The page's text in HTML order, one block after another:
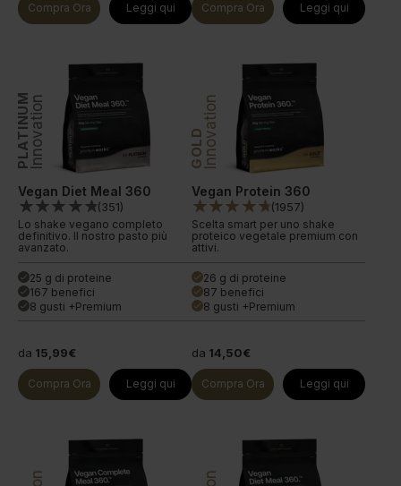
Compra Ora Leggi qui Compra Ora Leggi qui
PLATINUMInnovation
Vegan Diet Meal 360
(351)
Lo shake vegano completo
definitivo. Il nostro pasto più
avanzato.
done 25 g di proteine
done 167 benefici
done 8 gusti +Premium
da 15,99€
Compra Ora Leggi qui
GOLDInnovation
Vegan Protein 360
(1957)
Scelta smart per uno shake
proteico vegetale premium con
attivi.
done 26 g di proteine
done 87 benefici
done 8 gusti +Premium
da 14,50€
Compra Ora Leggi qui